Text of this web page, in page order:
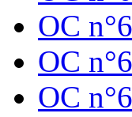
OC
OC
OC